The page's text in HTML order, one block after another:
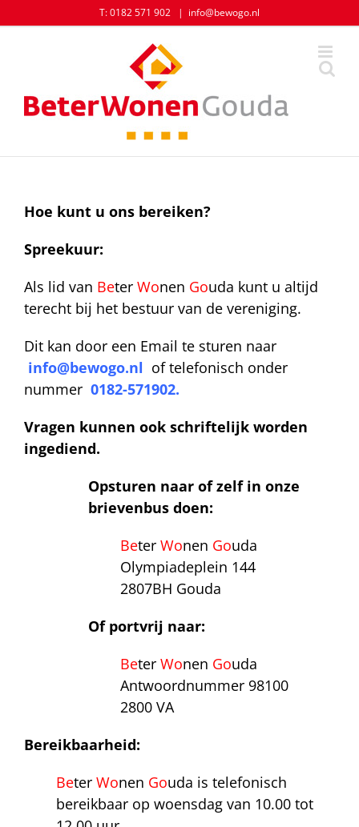
to
T: 0182 571 902 | info@bewogo.nl
Hoe kunt u ons bereiken?
Spreekuur:
Als lid van Beter Wonen Gouda kunt u altijd
terecht bij het bestuur van de vereniging.
Dit kan door een Email te sturen naar
info@bewogo.nl of telefonisch onder
nummer 0182-571902.
Vragen kunnen ook schriftelijk worden
ingediend.
Opsturen naar of zelf in onze
brievenbus doen:
Beter Wonen Gouda
Olympiadeplein 144
2807BH Gouda
Of portvrij naar:
Beter Wonen Gouda
Antwoordnummer 98100
2800 VA
Bereikbaarheid:
Beter Wonen Gouda is telefonisch
bereikbaar op woensdag van 10.00 tot